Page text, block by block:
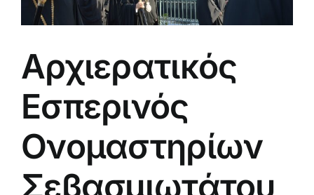
Αρχιερατικός
Εσπερινός
Ονομαστηρίων
Σεβασμιωτάτου